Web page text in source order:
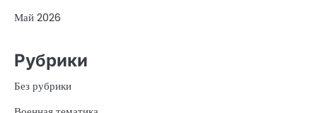
Май 2026
Рубрики
Без рубрики